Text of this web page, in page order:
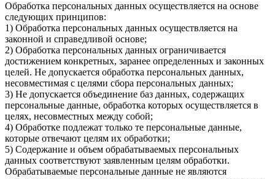
Обработка персональных данных осуществляется на основе
следующих принципов:
1) Обработка персональных данных осуществляется на
законной и справедливой основе;
2) Обработка персональных данных ограничивается
достижением конкретных, заранее определенных и законных
целей. Не допускается обработка персональных данных,
несовместимая с целями сбора персональных данных;
3) Не допускается объединение баз данных, содержащих
персональные данные, обработка которых осуществляется в
целях, несовместных между собой;
4) Обработке подлежат только те персональные данные,
которые отвечают целям их обработки;
5) Содержание и объем обрабатываемых персональных
данных соответствуют заявленным целям обработки.
Обрабатываемые персональные данные не являются